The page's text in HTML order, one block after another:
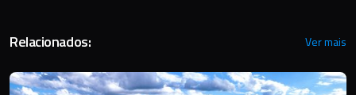
Relacionados: Ver mais